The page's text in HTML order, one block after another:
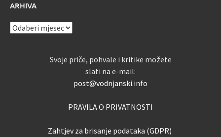
ARHIVA
ARHIVA
Svoje priče, pohvale i kritike možete
slati na e-mail:
post@vodnjanski.info
PRAVILA O PRIVATNOSTI
Zahtjev za brisanje podataka (GDPR)